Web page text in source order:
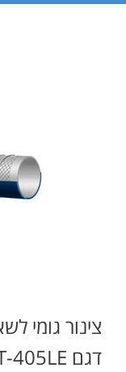
צינור גומי
דגם T-405LE